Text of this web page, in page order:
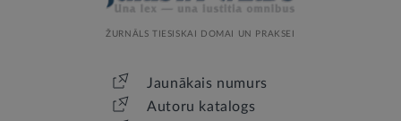
ŽURNĀLS TIESISKAI DOMAI UN PRAKSEI
Jaunākais numurs
Autoru katalogs